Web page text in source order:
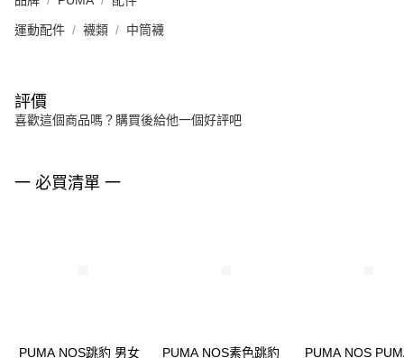
運動配件 襪類 中筒襪
評價
喜歡這個商品嗎？購買後給他一個好評吧
一 必買清單 一
PUMA NOS跳豹 男女 PUMA NOS素色跳豹 PUMA NOS